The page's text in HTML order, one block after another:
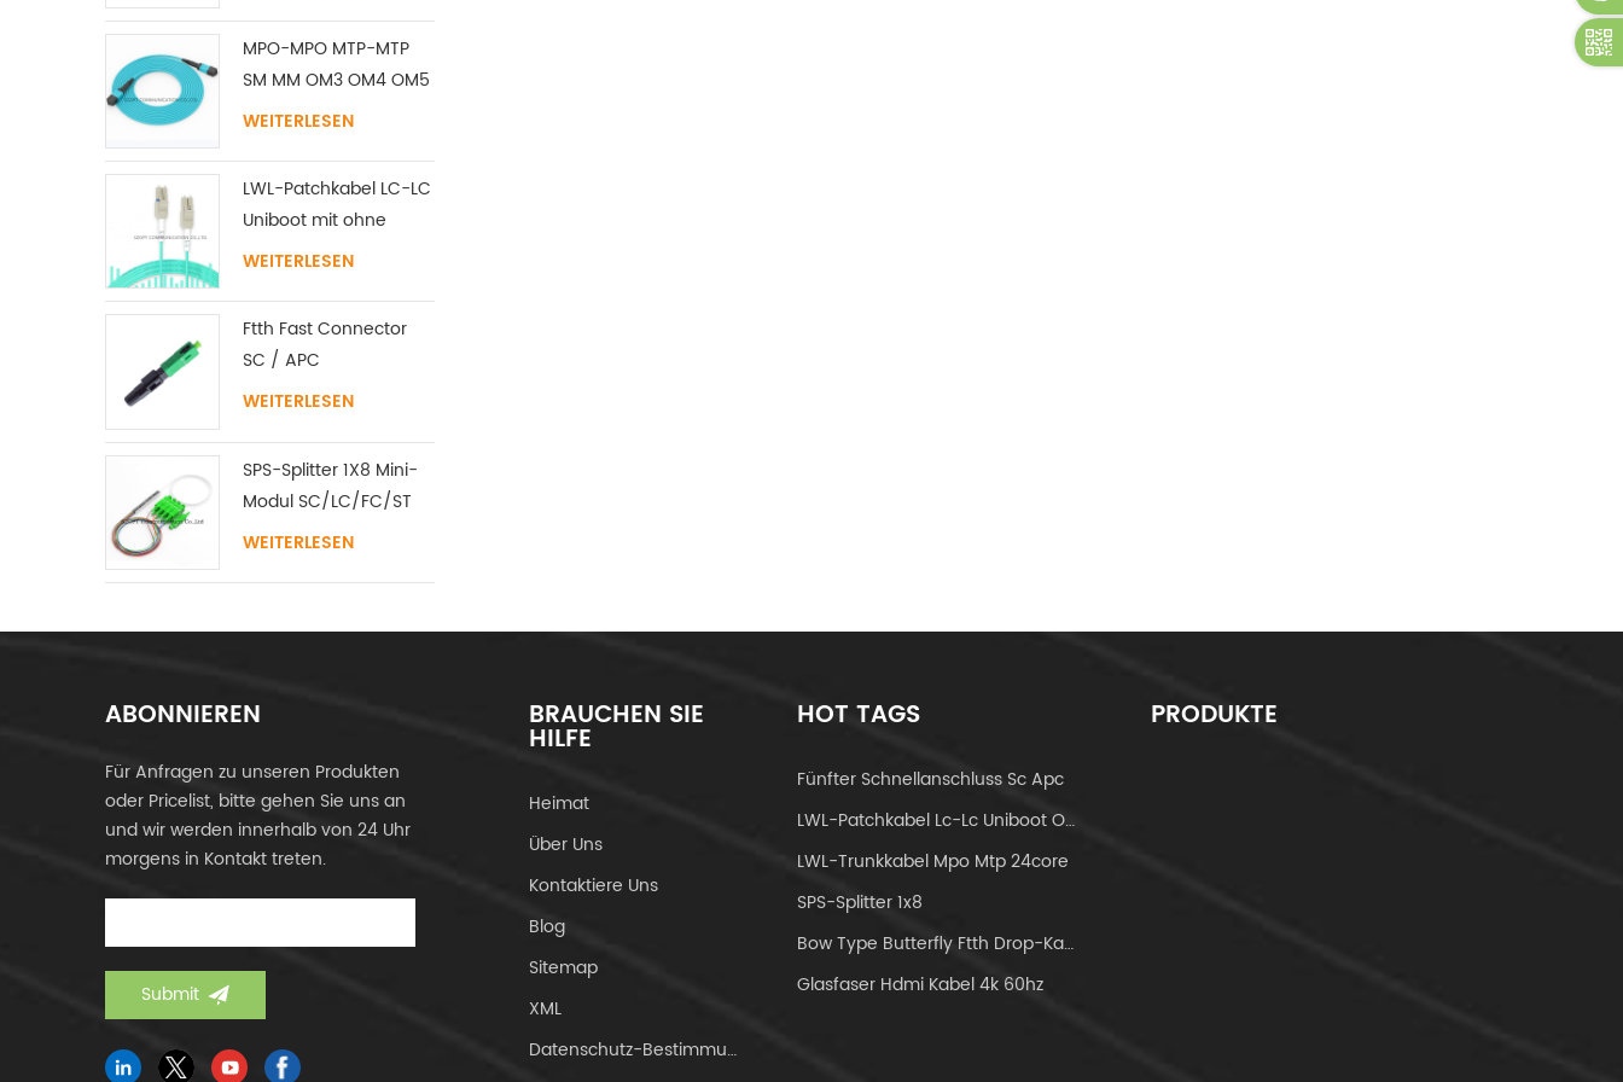
MPO-MPO MTP-MTP
SM MM OM3 OM4 OM5
Stammkabel
WEITERLESEN
LWL-Patchkabel LC-LC
Uniboot mit ohne
Lasche Singlemode
WEITERLESEN
Ftth Fast Connector
SC / APC
WEITERLESEN
SPS-Splitter 1X8 Mini-
Modul SC/LC/FC/ST
UPC APC
WEITERLESEN
ABONNIEREN
Für Anfragen zu unseren Produkten
oder Pricelist, bitte gehen Sie uns an
und wir werden innerhalb von 24 Uhr
morgens in Kontakt treten.
BRAUCHEN SIE
HILFE
Heimat
Über Uns
Kontaktiere Uns
Blog
Sitemap
XML
Datenschutz-Bestimmungen
HOT TAGS
Fünfter Schnellanschluss Sc Apc
LWL-Patchkabel Lc-Lc Uniboot Om4
LWL-Trunkkabel Mpo Mtp 24core
SPS-Splitter 1x8
Bow Type Butterfly Ftth Drop-Kabel
Glasfaser Hdmi Kabel 4k 60hz
PRODUKTE